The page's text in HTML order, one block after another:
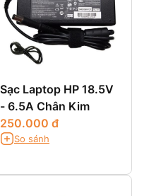
Sạc Laptop HP 18.5V
- 6.5A Chân Kim
250.000 đ
So sánh